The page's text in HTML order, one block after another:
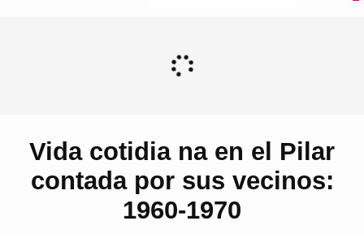
Vida cotidia na en el Pilar
contada por sus vecinos:
1960-1970